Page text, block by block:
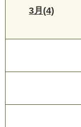
3月(4)